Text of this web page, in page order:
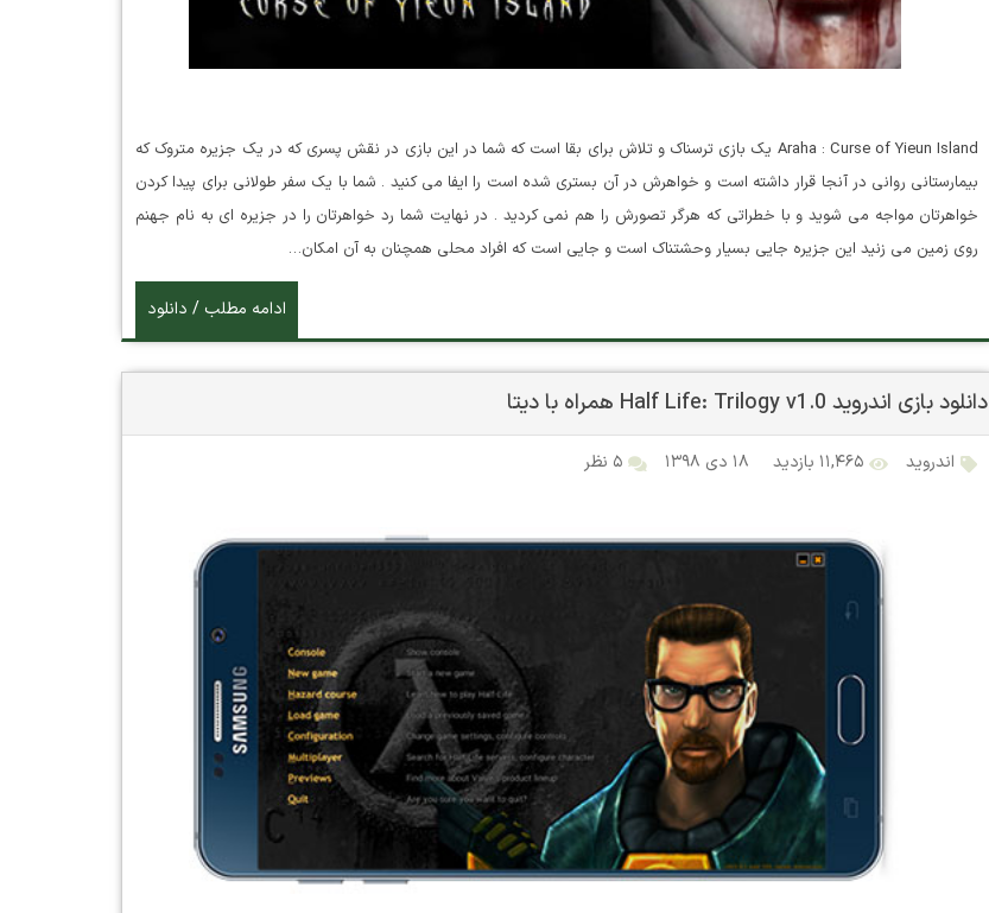
Araha : Curse of Yieun Island یک بازی ترسناک و تلاش برای بقا است که شما در این بازی در نقش پسری که در یک جزیره متروک که
بیمارستانی روانی در آنجا قرار داشته است و خواهرش در آن بستری شده است را ایفا می کنید . شما با یک سفر طولانی برای پیدا کردن
خواهرتان مواجه می شوید و با خطراتی که هرگر تصورش را هم نمی کردید . در نهایت شما رد خواهرتان را در جزیره ای به نام جهنم
روی زمین می زنید این جزیره جایی بسیار وحشتناک است و جایی است که افراد محلی همچنان به آن امکان…
ادامه مطلب / دانلود
دانلود بازی اندروید Half Life: Trilogy v1.0 همراه با دیتا
اندروید ۱۱,۴۶۵ بازدید ۱۸ دی ۱۳۹۸ ۵ نظر